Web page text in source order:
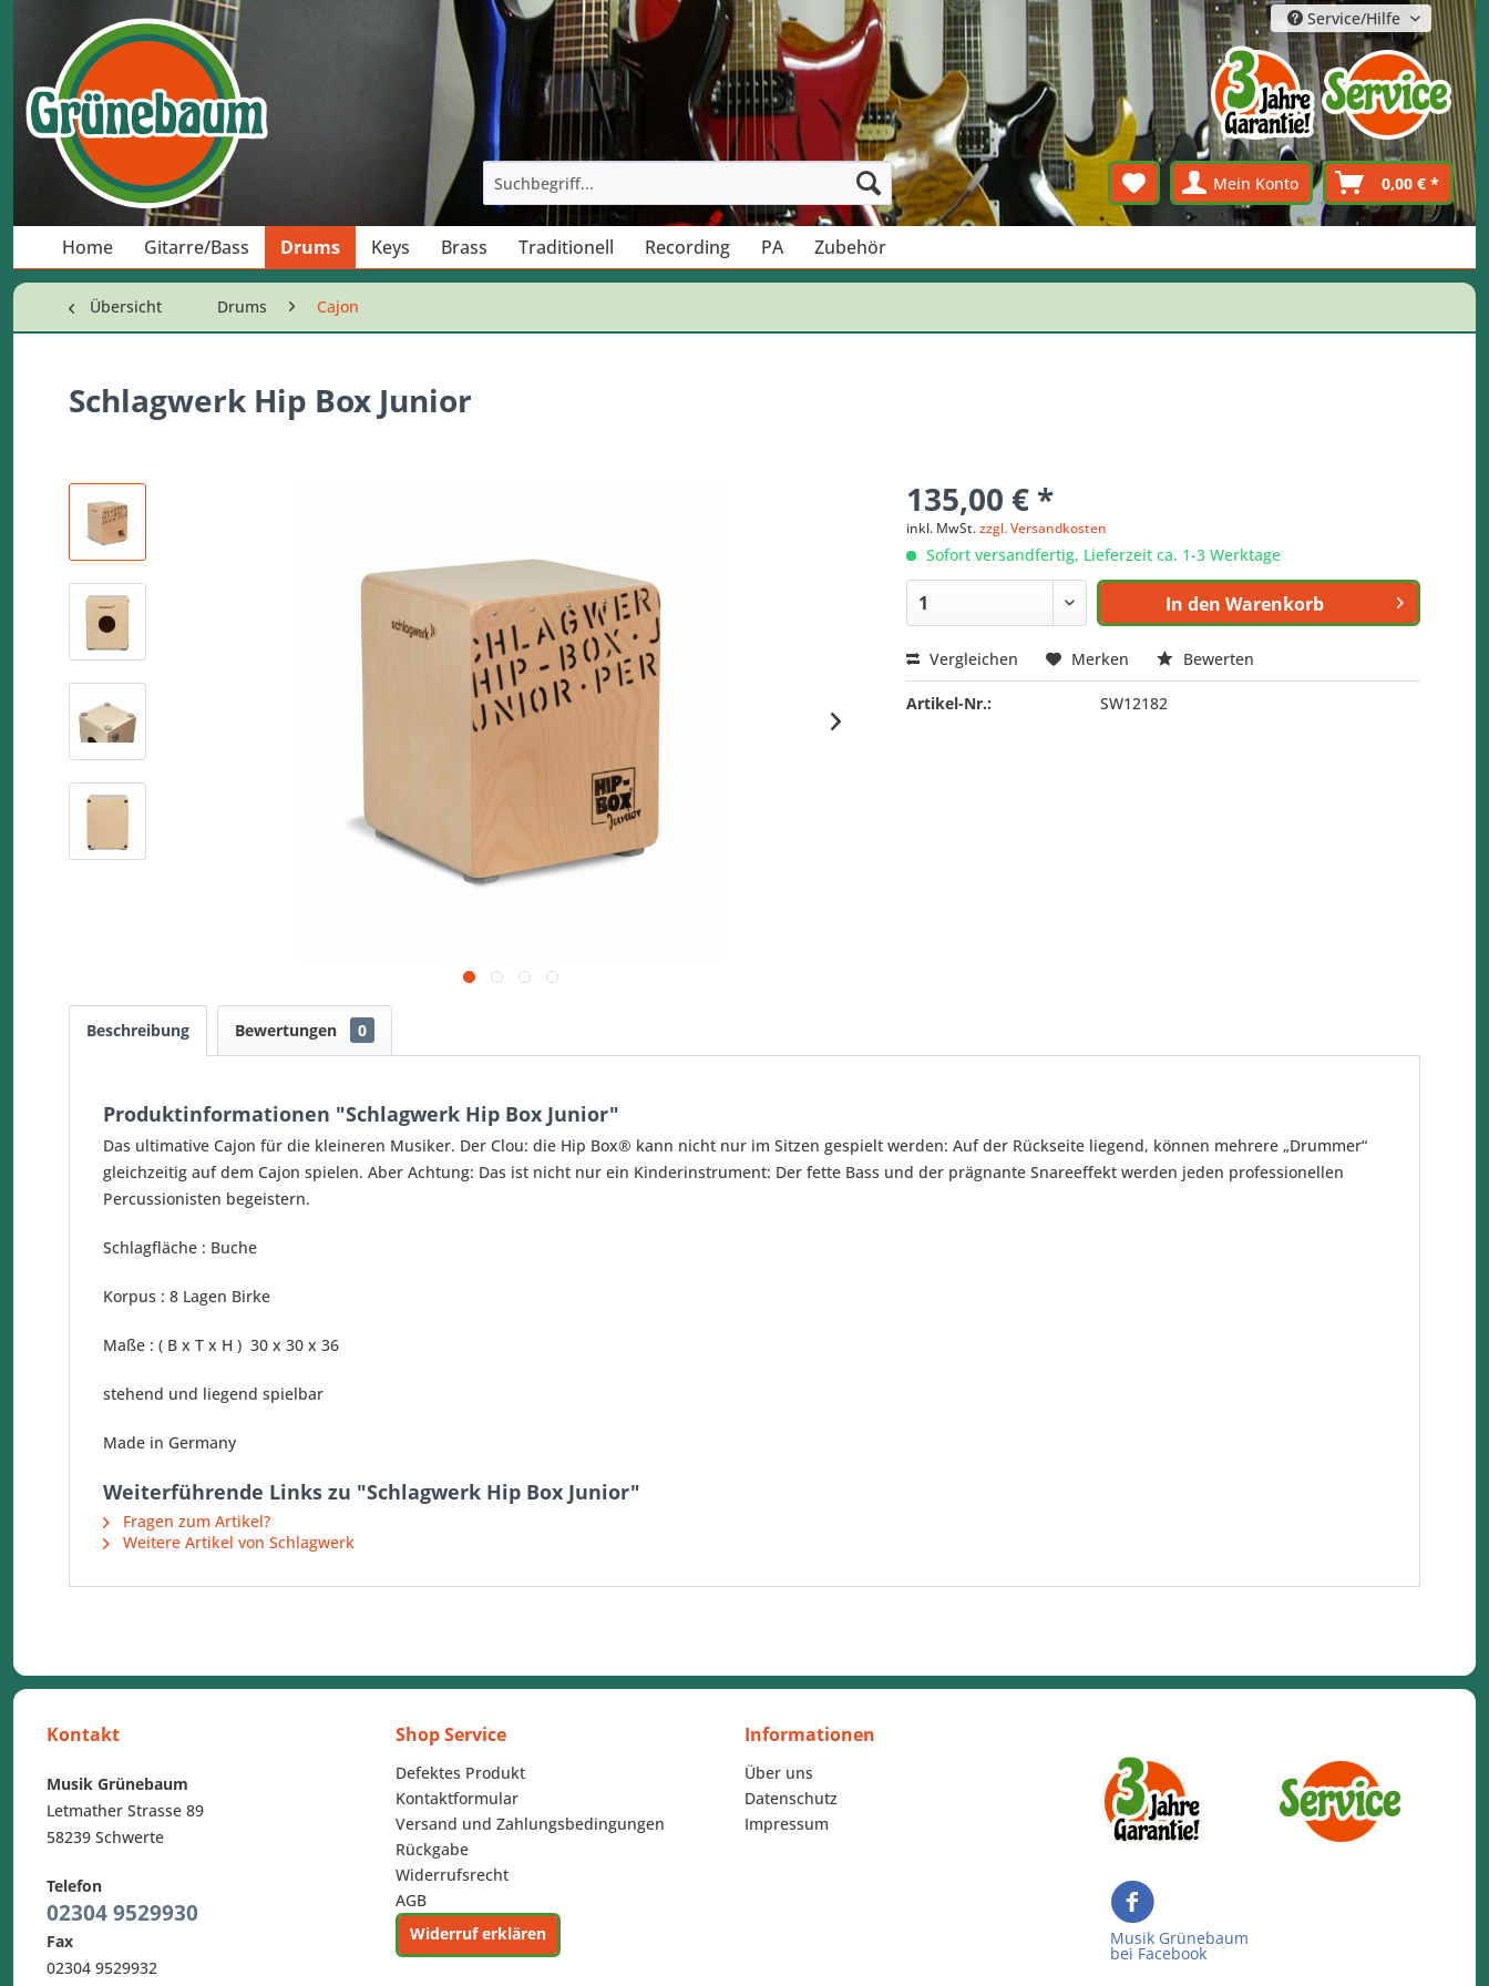
Service/Hilfe
Mein Konto 0,00 € *
Home Gitarre/Bass Drums Keys Brass Traditionell Recording PA Zubehör
Übersicht Drums Cajon
Schlagwerk Hip Box Junior
135,00 € *
inkl. MwSt.zzgl. Versandkosten
Sofort versandfertig, Lieferzeit ca. 1-3 Werktage
In den Warenkorb
Vergleichen Merken Bewerten
Artikel-Nr.: SW12182
Beschreibung Bewertungen 0
Produktinformationen "Schlagwerk Hip Box Junior"
Das ultimative Cajon für die kleineren Musiker. Der Clou: die Hip Box® kann nicht nur im Sitzen gespielt werden: Auf der Rückseite liegend, können mehrere „Drummer“
gleichzeitig auf dem Cajon spielen. Aber Achtung: Das ist nicht nur ein Kinderinstrument: Der fette Bass und der prägnante Snareeffekt werden jeden professionellen
Percussionisten begeistern.
Schlagfläche : Buche
Korpus : 8 Lagen Birke
Maße : ( B x T x H ) 30 x 30 x 36
stehend und liegend spielbar
Made in Germany
Weiterführende Links zu "Schlagwerk Hip Box Junior"
Fragen zum Artikel?
Weitere Artikel von Schlagwerk
Kontakt
Musik Grünebaum
Letmather Strasse 89
58239 Schwerte
Telefon
02304 9529930
Fax
02304 9529932
Shop Service
Defektes Produkt
Kontaktformular
Versand und Zahlungsbedingungen
Rückgabe
Widerrufsrecht
AGB
Widerruf erklären
Informationen
Über uns
Datenschutz
Impressum
Musik Grünebaum
bei Facebook